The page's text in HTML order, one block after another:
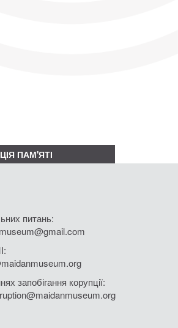
ПАМ'ЯТІ
питань:
запобігання корупції: